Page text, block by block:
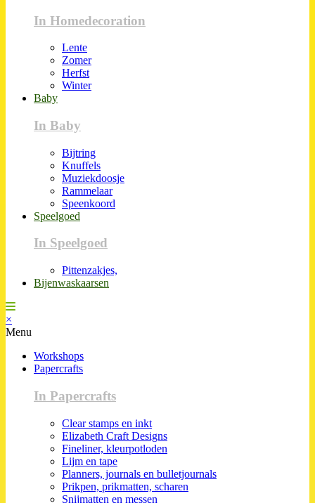
In Homedecoration
Lente
Zomer
Herfst
Winter
Baby
In Baby
Bijtring
Knuffels
Muziekdoosje
Rammelaar
Speenkoord
Speelgoed
In Speelgoed
Pittenzakjes,
Bijenwaskaarsen
×
Menu
Workshops
Papercrafts
In Papercrafts
Clear stamps en inkt
Elizabeth Craft Designs
Fineliner, kleurpotloden
Lijm en tape
Planners, journals en bulletjournals
Prikpen, prikmatten, scharen
Snijmatten en messen